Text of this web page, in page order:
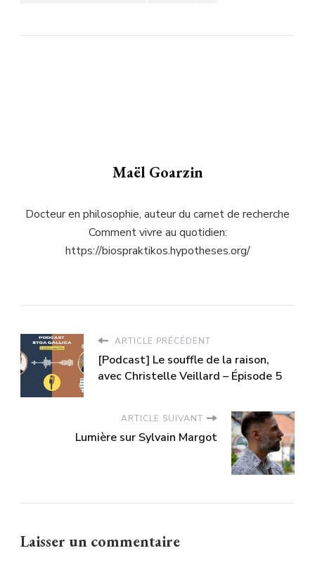
Maël Goarzin
Docteur en philosophie, auteur du carnet de recherche
Comment vivre au quotidien:
https://biospraktikos.hypotheses.org/
ARTICLE PRÉCÉDENT
[Podcast] Le souffle de la raison,
avec Christelle Veillard – Épisode 5
ARTICLE SUIVANT
Lumière sur Sylvain Margot
Laisser un commentaire